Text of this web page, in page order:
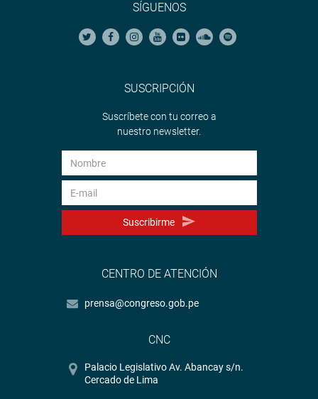
SÍGUENOS
SUSCRIPCIÓN
Suscríbete con tu correo a
nuestro newsletter.
Suscribirme
CENTRO DE ATENCIÓN
prensa@congreso.gob.pe
CNC
Palacio Legislativo Av. Abancay s/n.
Cercado de Lima